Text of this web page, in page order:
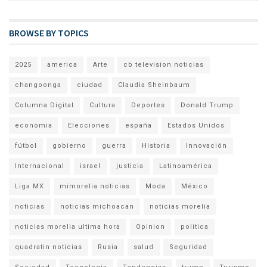
BROWSE BY TOPICS
2025 america Arte cb television noticias
changoonga ciudad Claudia Sheinbaum
Columna Digital Cultura Deportes Donald Trump
economia Elecciones españa Estados Unidos
fútbol gobierno guerra Historia Innovación
Internacional israel justicia Latinoamérica
Liga MX mimorelia noticias Moda México
noticias noticias michoacan noticias morelia
noticias morelia ultima hora Opinion politica
quadratin noticias Rusia salud Seguridad